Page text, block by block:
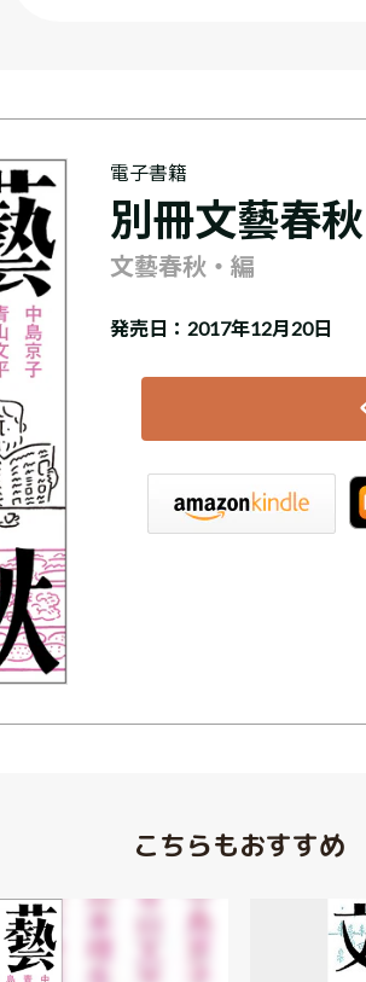
電子書籍
別冊文藝春
文藝春秋・編
発売日：2017年12月20日
楽天Kobo
こちらもおすすめ